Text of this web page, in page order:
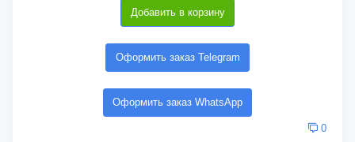
Добавить в корзину
Оформить заказ Telegram
Оформить заказ WhatsApp
0